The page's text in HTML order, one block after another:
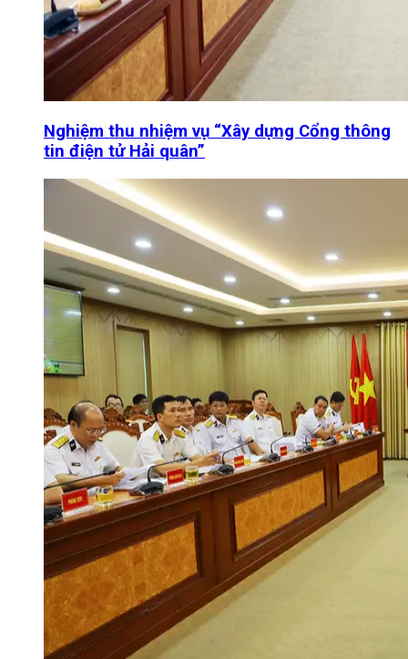
Nghiệm thu nhiệm vụ “Xây dựng Cổng thông
tin điện tử Hải quân”